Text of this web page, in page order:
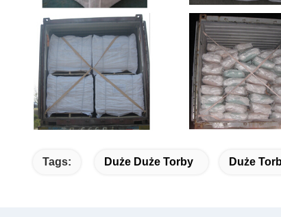
Tags: Duże Duże Torby Duże